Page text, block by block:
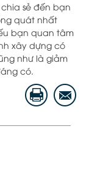
sẻ đến bạn
quát nhất
bạn quan tâm
xây dựng có
như là giảm
có.